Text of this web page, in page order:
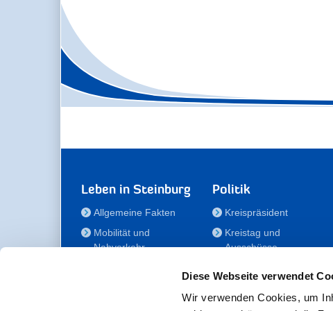
Diese Webseite verwendet
Wir verwenden Cookies, um
Leben in Steinburg
Allgemeine Fakten
Mobilität und
Nahverkehr
Politik
Kreispräsident
Kreistag und
Ausschüsse
für Menschen mit
Behinderung